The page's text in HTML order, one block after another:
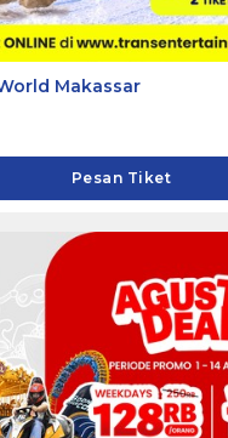
Makassar
Pesan Tiket